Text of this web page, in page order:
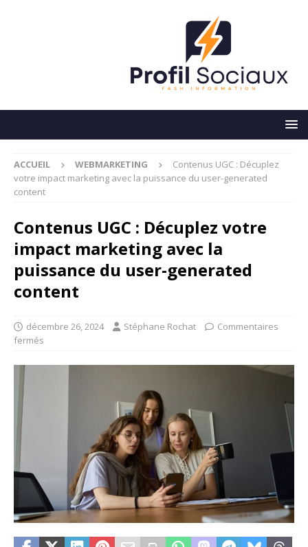
ACCUEIL WEBMARKETING
Contenus UGC : Décuplez
votre impact marketing avec la puissance du user-generated
content
Contenus UGC : Décuplez votre
impact marketing avec la
puissance du user-generated
content
décembre 26, 2024 Stéphane Rochat
Commentaires
fermés